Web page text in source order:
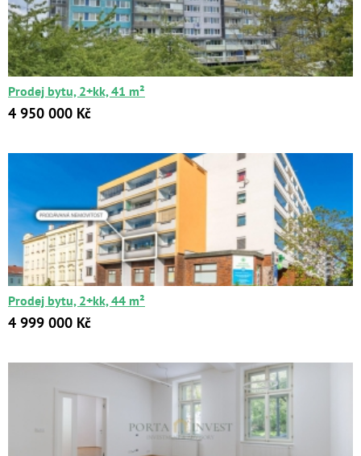
Prodej bytu, 2+kk, 41 m²
4 950 000 Kč
Prodej bytu, 2+kk, 44 m²
4 999 000 Kč